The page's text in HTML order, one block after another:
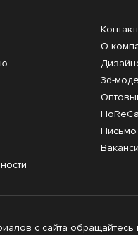
О
3d-
HoReCa
Письмо
с сайта обращайтесь